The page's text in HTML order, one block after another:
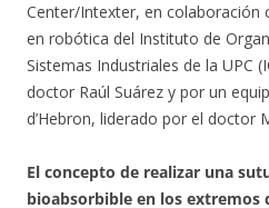
Center/Intexter, en colaboración
en robótica del Instituto de
Sistemas Industriales de la UPC
doctor Raúl Suárez y por un
d’Hebron, liderado por el doctor
El concepto de realizar una
bioabsorbible en los extremos